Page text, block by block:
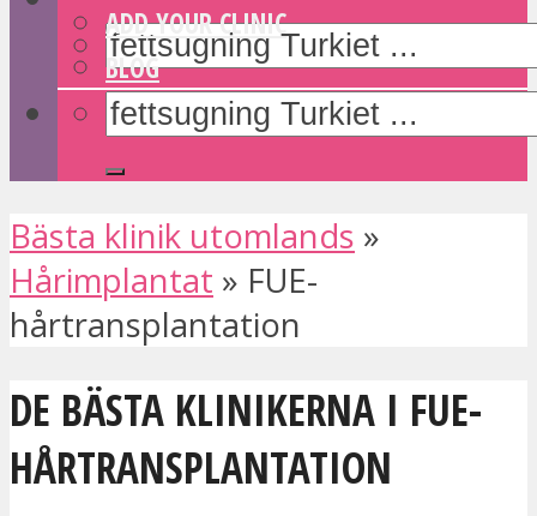
ADD YOUR CLINIC
BLOG
Bästa klinik utomlands »
Hårimplantat » FUE-
hårtransplantation
DE BÄSTA KLINIKERNA I FUE-
HÅRTRANSPLANTATION